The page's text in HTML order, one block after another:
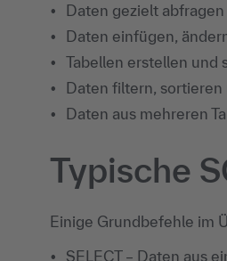
Daten gezielt abfragen
Daten einfügen,
Tabellen erstellen und
Daten filtern,
Daten aus mehreren
Typische
Einige Grundbefehle im
SELECT – Daten aus